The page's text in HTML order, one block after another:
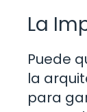
La
Puede
la
para